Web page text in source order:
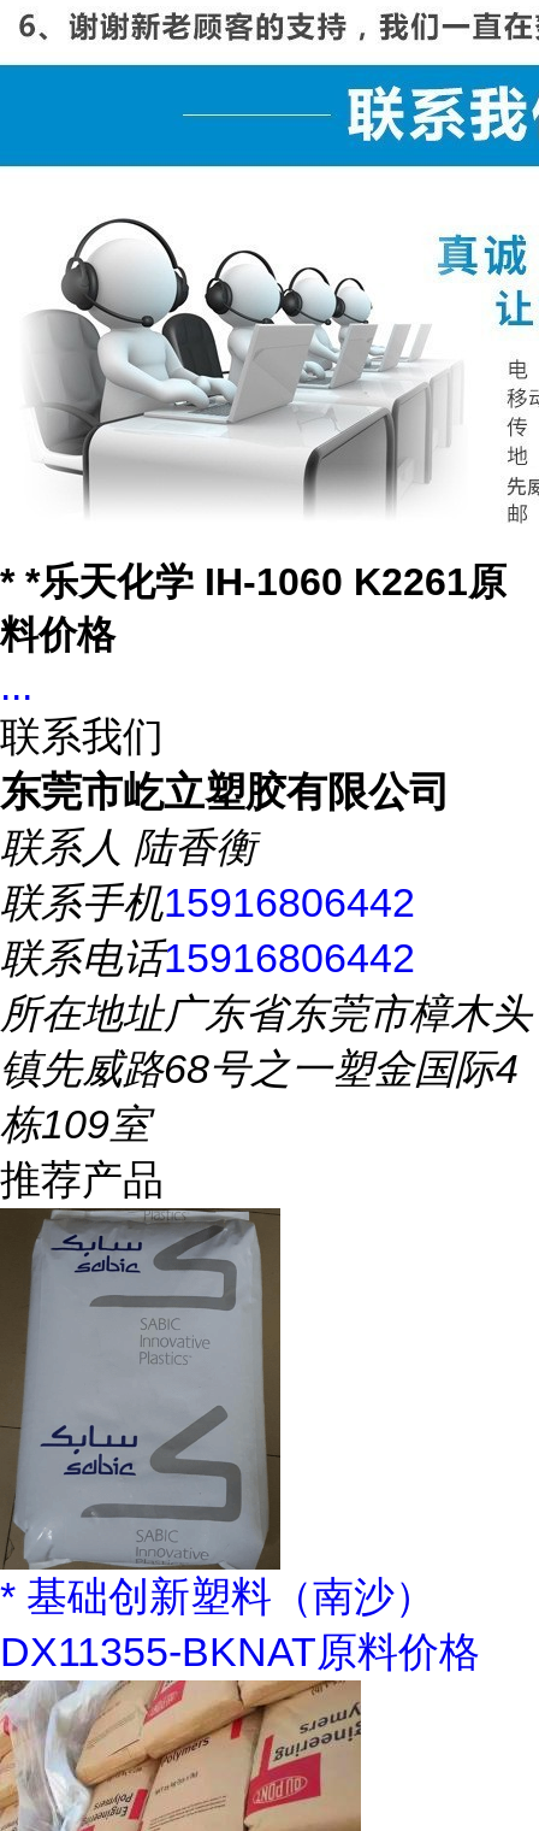
* *乐天化学 IH-1060 K2261原
料价格
...
联系我们
东莞市屹立塑胶有限公司
联系人 陆香衡
联系手机15916806442
联系电话15916806442
所在地址广东省东莞市樟木头
镇先威路68号之一塑金国际4
栋109室
推荐产品
* 基础创新塑料（南沙）
DX11355-BKNAT原料价格